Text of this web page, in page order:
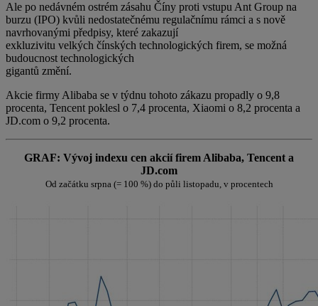
Ale po nedávném ostrém zásahu Číny proti vstupu Ant Group na
burzu (IPO) kvůli nedostatečnému regulačnímu rámci a s nově
navrhovanými předpisy, které zakazují
exkluzivitu velkých čínských technologických firem, se možná
budoucnost technologických
gigantů změní.
Akcie firmy Alibaba se v týdnu tohoto zákazu propadly o 9,8
procenta, Tencent poklesl o 7,4 procenta, Xiaomi o 8,2 procenta a
JD.com o 9,2 procenta.
GRAF: Vývoj indexu cen akcií firem Alibaba, Tencent a
JD.com
Od začátku srpna (= 100 %) do půli listopadu, v procentech